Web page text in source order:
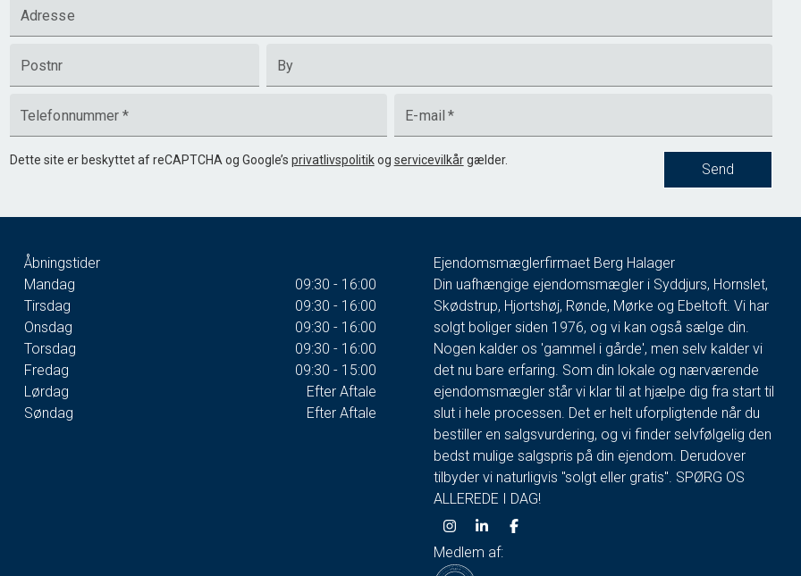
Adresse
Postnr By
Telefonnummer * E-mail *
Dette site er beskyttet af reCAPTCHA og Google’s privatlivspolitik og servicevilkår gælder.
Send
Åbningstider
Mandag
09:30 - 16:00
Tirsdag
09:30 - 16:00
Onsdag
09:30 - 16:00
Torsdag
09:30 - 16:00
Fredag
09:30 - 15:00
Lørdag
Efter Aftale
Søndag
Efter Aftale
Ejendomsmæglerfirmaet Berg Halager
Din uafhængige ejendomsmægler i Syddjurs, Hornslet,
Skødstrup, Hjortshøj, Rønde, Mørke og Ebeltoft. Vi har
solgt boliger siden 1976, og vi kan også sælge din.
Nogen kalder os 'gammel i gårde', men selv kalder vi
det nu bare erfaring. Som din lokale og nærværende
ejendomsmægler står vi klar til at hjælpe dig fra start til
slut i hele processen. Det er helt uforpligtende når du
bestiller en salgsvurdering, og vi finder selvfølgelig den
bedst mulige salgspris på din ejendom. Derudover
tilbyder vi naturligvis "solgt eller gratis". SPØRG OS
ALLEREDE I DAG!
Medlem af: